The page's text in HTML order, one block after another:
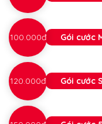
100.000đ Gói cước
120.000đ Gói cước